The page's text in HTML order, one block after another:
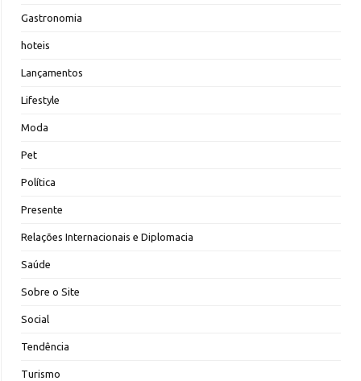
Gastronomia
hoteis
Lançamentos
Lifestyle
Moda
Pet
Política
Presente
Relações Internacionais e Diplomacia
Saúde
Sobre o Site
Social
Tendência
Turismo